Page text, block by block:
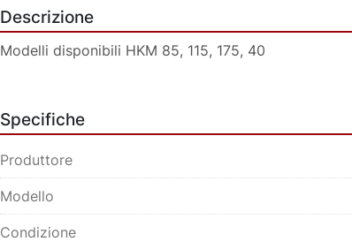
Descrizione
Modelli disponibili HKM 85, 115, 175, 40
Specifiche
Produttore
Modello
Condizione